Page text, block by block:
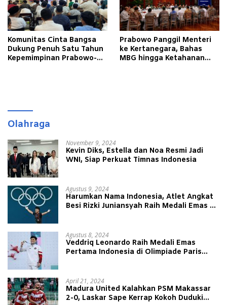
Komunitas Cinta Bangsa
Dukung Penuh Satu Tahun
Kepemimpinan Prabowo-
Prabowo Panggil Menteri
ke Kertanegara, Bahas
MBG hingga Ketahanan
Olahraga
November 9, 2024
Kevin Diks, Estella dan Noa Resmi Jadi
WNI, Siap Perkuat Timnas Indonesia
Agustus 9, 2024
Harumkan Nama Indonesia, Atlet Angkat
Besi Rizki Juniansyah Raih Medali Emas di
Agustus 8, 2024
Veddriq Leonardo Raih Medali Emas
Pertama Indonesia di Olimpiade Paris
April 21, 2024
Madura United Kalahkan PSM Makassar
2-0, Laskar Sape Kerrap Kokoh Duduki